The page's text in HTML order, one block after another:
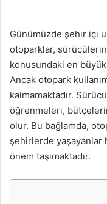
Günümüzde şehir içi
otoparklar,
konusundaki en
Ancak otopark
kalmamaktadır.
öğrenmeleri,
olur. Bu bağlamda,
şehirlerde
önem taşımaktadır.